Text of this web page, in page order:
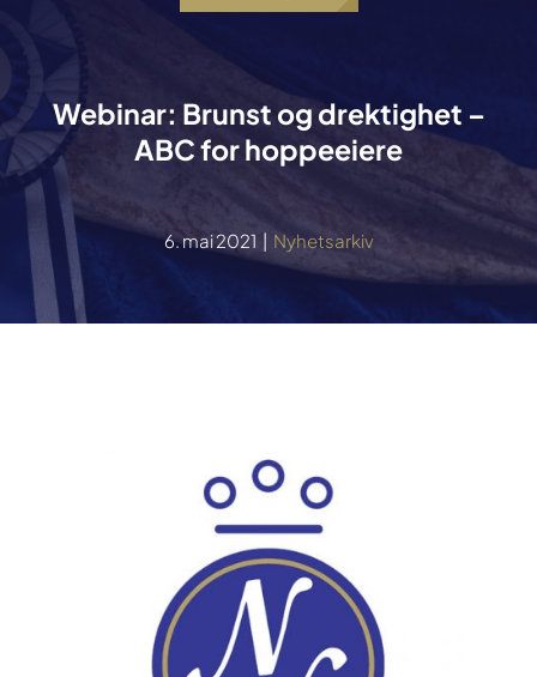
Webinar: Brunst og drektighet –
ABC for hoppeeiere
6. mai 2021 | Nyhetsarkiv